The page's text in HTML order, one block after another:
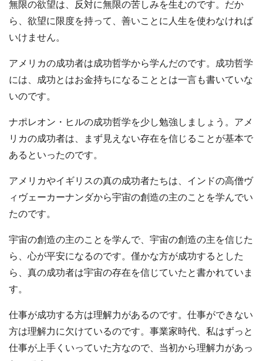
無限の欲望は、反対に無限の苦しみを生むのです。だか
ら、欲望に限度を持って、善いことに人生を使わなければ
いけません。
アメリカの成功者は成功哲学から学んだのです。成功哲学
には、成功とはお金持ちになることとは一言も書いていな
いのです。
ナポレオン・ヒルの成功哲学を少し勉強しましょう。アメ
リカの成功者は、まず見えない存在を信じることが基本で
あるといったのです。
アメリカやイギリスの真の成功者たちは、インドの高僧ヴ
ィヴェーカーナンダから宇宙の創造の主のことを学んでい
たのです。
宇宙の創造の主のことを学んで、宇宙の創造の主を信じた
ら、心が平安になるのです。僅かな方が成功するとした
ら、真の成功者は宇宙の存在を信じていたと書かれていま
す。
仕事が成功する方は理解力があるのです。仕事ができない
方は理解力に欠けているのです。事業家時代、私はずっと
仕事が上手くいっていた方なので、当初から理解力があっ